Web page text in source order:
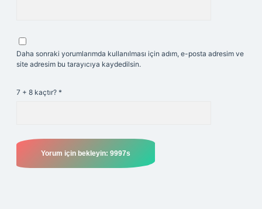
Daha sonraki yorumlarımda kullanılması için adım, e-posta adresim ve
site adresim bu tarayıcıya kaydedilsin.
7 + 8 kaçtır? *